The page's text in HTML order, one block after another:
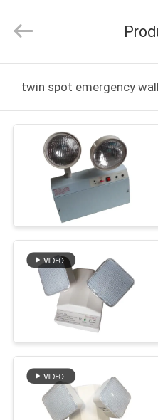
PRODUCTEN
ONGEVEER
FABRIEKSREIS
CONTACTEER
ONS
VERZOEK
Co.,Ltd.
twin spot emergency